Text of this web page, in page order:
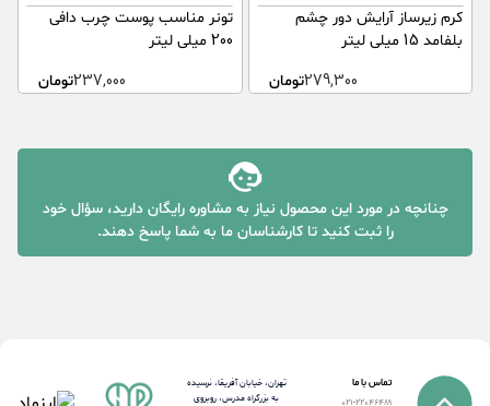
کرم زیرساز آرایش دور چشم
بلفامد 15 میلی لیتر
279,300تومان
تونر مناسب پوست چرب دافی
200 میلی لیتر
237,000تومان
چنانچه در مورد این محصول نیاز به مشاوره رایگان دارید، سؤال خود
را ثبت کنید تا کارشناسان ما به شما پاسخ دهند.
تماس با ما
021-22046489
تهران، خیابان آفریقا، نرسیده
به بزرگراه مدرس، روبروی